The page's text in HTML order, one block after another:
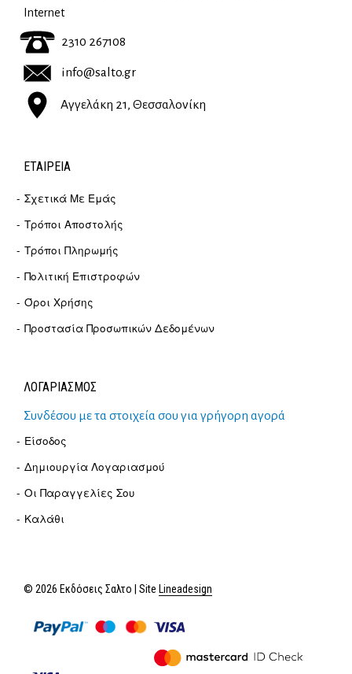
Internet
2310 267108
info@salto.gr
Αγγελάκη 21, Θεσσαλονίκη
ΕΤΑΙΡΕΊΑ
Σχετικά Με Εμάς
Τρόποι Αποστολής
Τρόποι Πληρωμής
Πολιτική Επιστροφών
Όροι Χρήσης
Προστασία Προσωπικών Δεδομένων
ΛΟΓΑΡΙΑΣΜΟΣ
Συνδέσου με τα στοιχεία σου για γρήγορη αγορά
Είσοδος
Δημιουργία Λογαριασμού
Οι Παραγγελίες Σου
Καλάθι
© 2026 Εκδόσεις Σαλτο | Site Lineadesign